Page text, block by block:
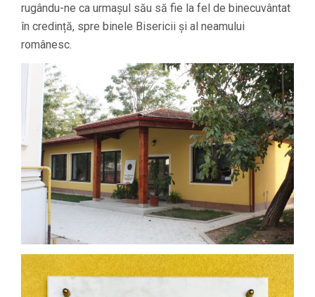
rugându-ne ca urmașul său să fie la fel de binecuvântat
în credință, spre binele Bisericii și al neamului
românesc.